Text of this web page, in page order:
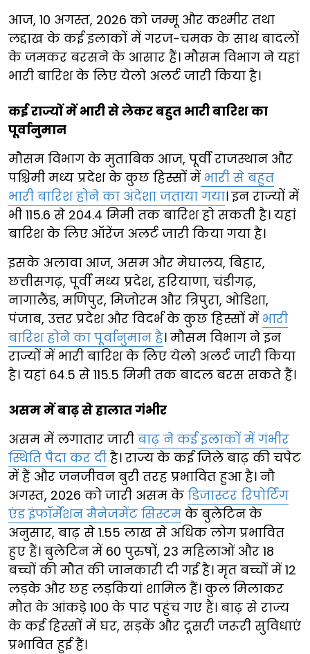
आज, 10 अगस्त, 2026 को जम्मू और कश्मीर तथा
लद्दाख के कई इलाकों में गरज-चमक के साथ बादलों
के जमकर बरसने के आसार हैं। मौसम विभाग ने यहां
भारी बारिश के लिए येलो अलर्ट जारी किया है।
कई राज्यों में भारी से लेकर बहुत भारी बारिश का
पूर्वानुमान
मौसम विभाग के मुताबिक आज, पूर्वी राजस्थान और
पश्चिमी मध्य प्रदेश के कुछ हिस्सों में भारी से बहुत
भारी बारिश होने का अंदेशा जताया गया। इन राज्यों में
भी 115.6 से 204.4 मिमी तक बारिश हो सकती है। यहां
बारिश के लिए ऑरेंज अलर्ट जारी किया गया है।
इसके अलावा आज, असम और मेघालय, बिहार,
छत्तीसगढ़, पूर्वी मध्य प्रदेश, हरियाणा, चंडीगढ़,
नागालैंड, मणिपुर, मिजोरम और त्रिपुरा, ओडिशा,
पंजाब, उत्तर प्रदेश और विदर्भ के कुछ हिस्सों में भारी
बारिश होने का पूर्वानुमान है। मौसम विभाग ने इन
राज्यों में भारी बारिश के लिए येलो अलर्ट जारी किया
है। यहां 64.5 से 115.5 मिमी तक बादल बरस सकते हैं।
असम में बाढ़ से हालात गंभीर
असम में लगातार जारी बाढ़ ने कई इलाकों में गंभीर
स्थिति पैदा कर दी है। राज्य के कई जिले बाढ़ की चपेट
में हैं और जनजीवन बुरी तरह प्रभावित हुआ है। नौ
अगस्त, 2026 को जारी असम के डिजास्टर रिपोर्टिंग
एंड इंफॉर्मेशन मैनेजमेंट सिस्टम के बुलेटिन के
अनुसार, बाढ़ से 1.55 लाख से अधिक लोग प्रभावित
हुए हैं। बुलेटिन में 60 पुरुषों, 23 महिलाओं और 18
बच्चों की मौत की जानकारी दी गई है। मृत बच्चों में 12
लड़के और छह लड़कियां शामिल हैं। कुल मिलाकर
मौत के आंकड़े 100 के पार पहुंच गए हैं। बाढ़ से राज्य
के कई हिस्सों में घर, सड़कें और दूसरी जरूरी सुविधाएं
प्रभावित हुई हैं।